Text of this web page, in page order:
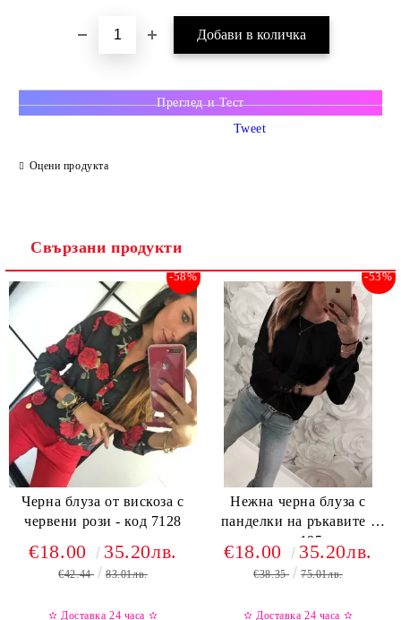
Преглед и Тест
Оцени продукта
Tweet
Свързани продукти
Черна блуза от вискоза с
червени рози - код 7128
-58%
€18.00 35.20лв.
€42.44 83.01лв.
✫ Доставка 24 часа ✫
Нежна черна блуза с
панделки на ръкавите -
код 195
-53%
€18.00 35.20лв.
€38.35 75.01лв.
✫ Доставка 24 часа ✫